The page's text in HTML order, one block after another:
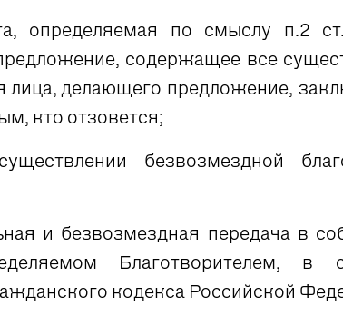
определяемая по смыслу п.2
содержащее все
лица, делающего предложение,
кто отзовется;
безвозмездной
и безвозмездная передача в
Благотворителем, в
кодекса Российской